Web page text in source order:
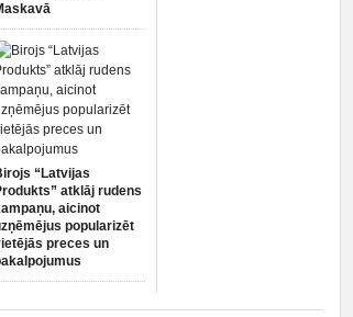
“Latvijas
atklāj rudens
aicinot
popularizēt
preces un